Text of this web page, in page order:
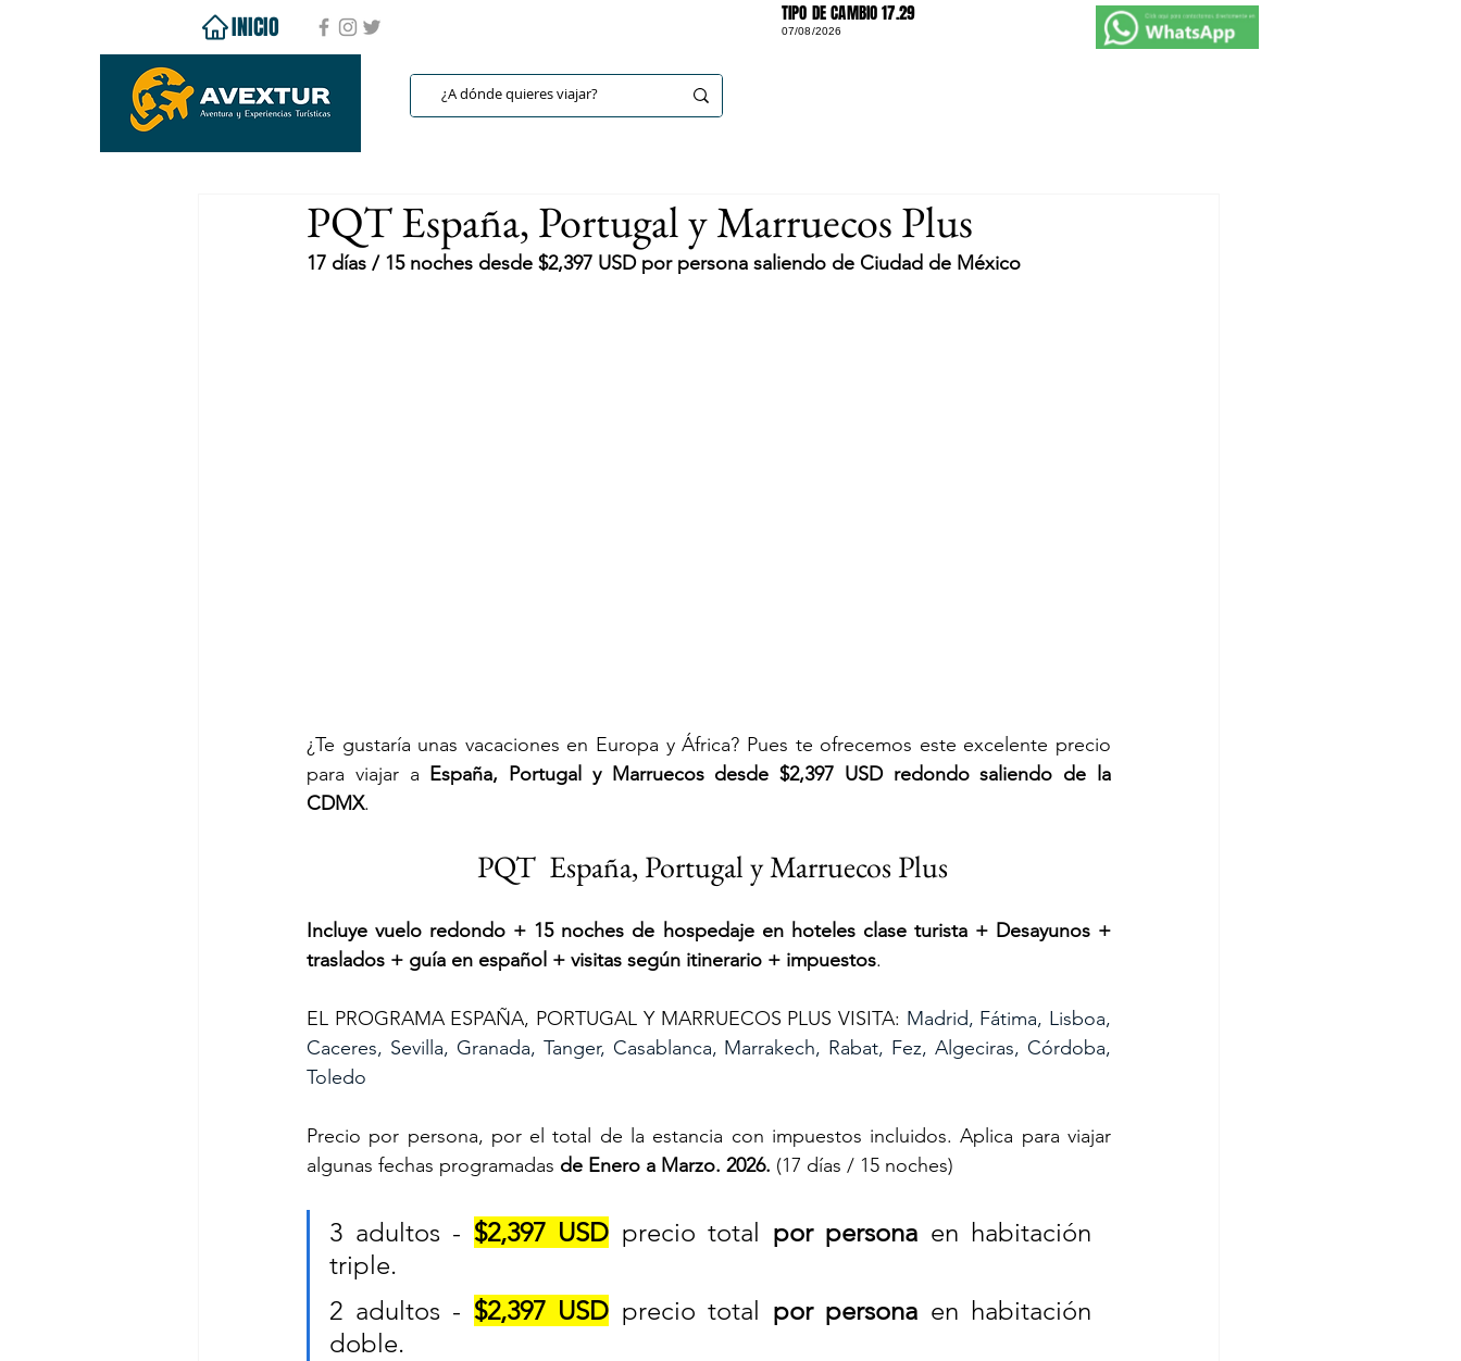
INICIO TIPO DE CAMBIO 17.29
07/08/2026
PQT España, Portugal y Marruecos Plus
17 días / 15 noches desde $2,397 USD por persona saliendo de Ciudad de México
¿Te gustaría unas vacaciones en Europa y África? Pues te ofrecemos este excelente precio
para viajar a España, Portugal y Marruecos desde $2,397 USD redondo saliendo de la
CDMX.
PQT  España, Portugal y Marruecos Plus
Incluye vuelo redondo + 15 noches de hospedaje en hoteles clase turista + Desayunos +
traslados + guía en español + visitas según itinerario + impuestos.
EL PROGRAMA ESPAÑA, PORTUGAL Y MARRUECOS PLUS VISITA: Madrid, Fátima, Lisboa,
Caceres, Sevilla, Granada, Tanger, Casablanca, Marrakech, Rabat, Fez, Algeciras, Córdoba,
Toledo
Precio por persona, por el total de la estancia con impuestos incluidos. Aplica para viajar
algunas fechas programadas de Enero a Marzo. 2026. (17 días / 15 noches)
3 adultos - $2,397 USD precio total por persona en habitación
triple.
2 adultos - $2,397 USD precio total por persona en habitación
doble.